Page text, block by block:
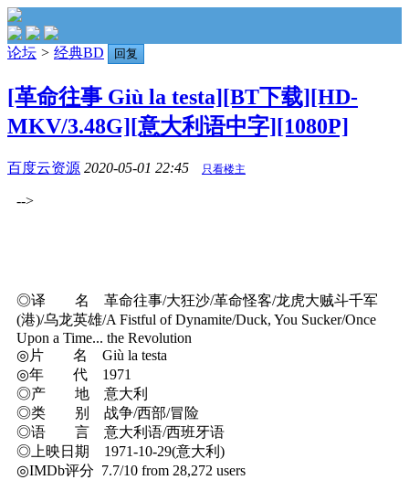
论坛 > 经典BD 回复
[革命往事 Giù la testa][BT下载][HD-
MKV/3.48G][意大利语中字][1080P]
百度云资源 2020-05-01 22:45 只看楼主
-->
◎译 名 革命往事/大狂沙/革命怪客/龙虎大贼斗千军
(港)/乌龙英雄/A Fistful of Dynamite/Duck, You Sucker/Once
Upon a Time... the Revolution
◎片 名 Giù la testa
◎年 代 1971
◎产 地 意大利
◎类 别 战争/西部/冒险
◎语 言 意大利语/西班牙语
◎上映日期 1971-10-29(意大利)
◎IMDb评分 7.7/10 from 28,272 users